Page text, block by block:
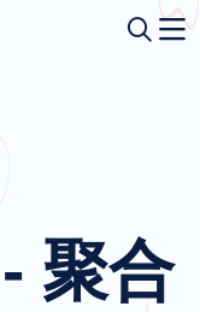
聚合